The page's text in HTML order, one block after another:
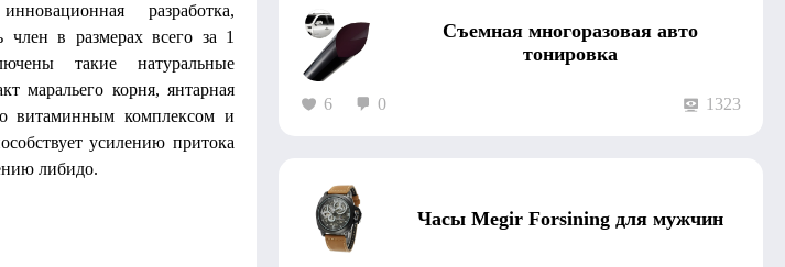
Съемная многоразовая авто
тонировка
6 0 1323
Часы Megir Forsining для мужчин
разработка,
член в размерах всего за 1
такие натуральные
маральего корня, янтарная
витаминным комплексом и
усилению притока
либидо.